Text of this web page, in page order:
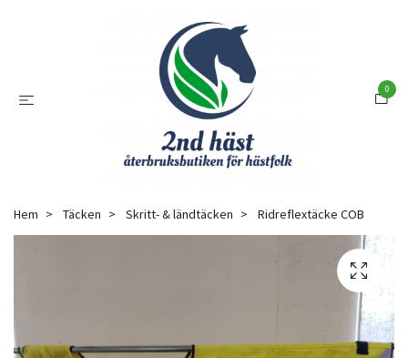
0
Hem Täcken Skritt- & ländtäcken Ridreflextäcke COB